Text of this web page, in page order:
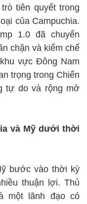
tiên quyết trong
của Campuchia.
1.0 đã chuyển
chặn và kiểm chế
vực Đông Nam
trọng trong Chiến
tự do và rộng mở
và Mỹ dưới thời
bước vào thời kỳ
thuận lợi. Thủ
một lãnh đạo có